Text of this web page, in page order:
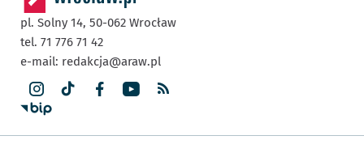
pl. Solny 14, 50-062 Wrocław
tel. 71 776 71 42
e-mail: redakcja@araw.pl